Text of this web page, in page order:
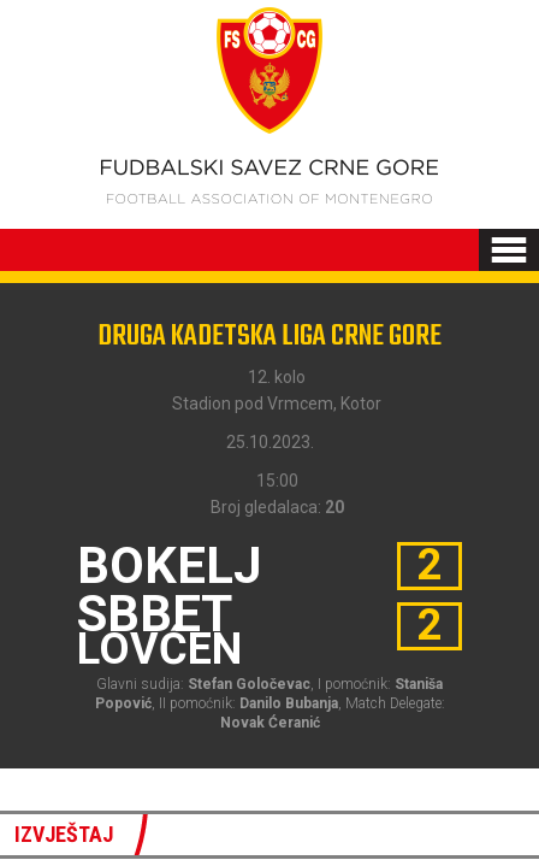
DRUGA KADETSKA LIGA CRNE GORE
12. kolo
Stadion pod Vrmcem, Kotor
25.10.2023.
15:00
Broj gledalaca: 20
BOKELJ
SBBET
LOVĆEN
2
2
Glavni sudija: Stefan Goločevac, I pomoćnik: Staniša
Popović, II pomoćnik: Danilo Bubanja, Match Delegate:
Novak Ćeranić
IZVJEŠTAJ